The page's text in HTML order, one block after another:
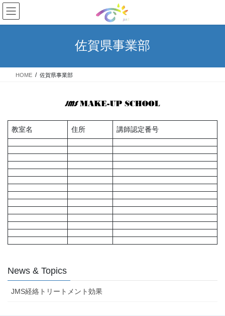
コ
ン
テ
ス
ナ
ビ
ゲ
ン
佐賀県事業部
HOME 佐賀県事業部
教室名 住所 講師認定番号
News & Topics
JMS経絡トリートメント効果